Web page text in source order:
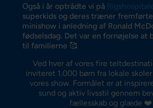
Også i år optrådte vi på
superkids og deres træner
minishow i anledning af Ronald
fødselsdag. Det var en fornøjelse at
til familierne 🥰
Ved hver af vores fire
inviteret 1.000 børn fra lokale
vores show. Formålet er at
sund og aktiv livsstil gennem
fællesskab og glæde ❤️